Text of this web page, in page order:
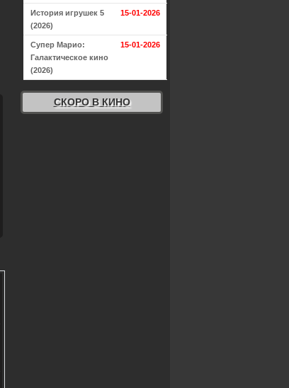
История игрушек 5
(2026)
15-01-2026
Супер Марио:
Галактическое кино
(2026)
15-01-2026
СКОРО В КИНО